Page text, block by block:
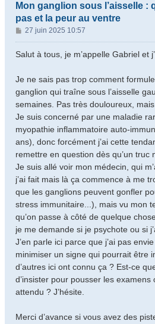
Mon ganglion sous l’aisselle :
pas et la peur au ventre
M
e
s
g
e
27 juin 2025 10:57
Salut à tous, je m’appelle Gabriel et
Je ne sais pas trop comment
ganglion qui traîne sous l’aisselle
semaines. Pas très douloureux,
Je suis concerné par une maladie
myopathie inflammatoire auto-
ans), donc forcément j’ai cette
remettre en question dès qu’un truc
Je suis allé voir mon médecin, qui
j’ai fait mais là ça commence à me
que les ganglions peuvent gonfler
stress immunitaire...), mais vu mon
qu’on passe à côté de quelque
je me demande si je psychote ou si
J’en parle ici parce que j’ai pas
minimiser un signe qui pourrait être
d’autres ici ont connu ça ? Est-ce
d’insister pour pousser les examens
attendu ? J’hésite.
Merci d’avance si vous avez des